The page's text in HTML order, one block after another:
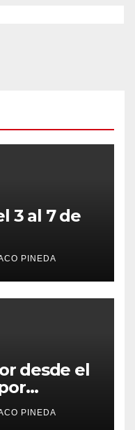
3 al 7 de
PINEDA
desde el
PINEDA